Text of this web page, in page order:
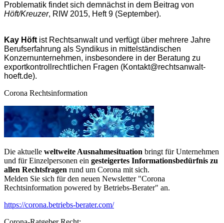
Problematik findet sich demnächst in dem Beitrag von
Höft/Kreuzer, RIW 2015, Heft 9 (September).
Kay Höft ist Rechtsanwalt und verfügt über mehrere Jahre
Berufserfahrung als Syndikus in mittelständischen
Konzernunternehmen, insbesondere in der Beratung zu
exportkontrollrechtlichen Fragen (Kontakt@rechtsanwalt-
hoeft.de).
Corona Rechtsinformation
Die aktuelle weltweite Ausnahmesituation bringt für Unternehmen
und für Einzelpersonen ein gesteigertes Informationsbedürfnis zu
allen Rechtsfragen rund um Corona mit sich.
Melden Sie sich für den neuen Newsletter "Corona
Rechtsinformation powered by Betriebs-Berater" an.
https://corona.betriebs-berater.com/